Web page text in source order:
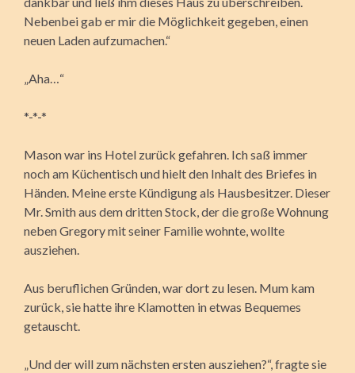
Nebenbei gab er mir die Möglichkeit gegeben, einen
neuen Laden aufzumachen.“
„Aha…“
*-*-*
Mason war ins Hotel zurück gefahren. Ich saß immer
noch am Küchentisch und hielt den Inhalt des Briefes in
Händen. Meine erste Kündigung als Hausbesitzer. Dieser
Mr. Smith aus dem dritten Stock, der die große Wohnung
neben Gregory mit seiner Familie wohnte, wollte
ausziehen.
Aus beruflichen Gründen, war dort zu lesen. Mum kam
zurück, sie hatte ihre Klamotten in etwas Bequemes
getauscht.
„Und der will zum nächsten ersten ausziehen?“, fragte sie